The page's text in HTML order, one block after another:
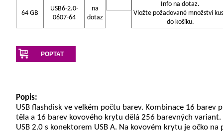
64 GB
USB6-2.0-
0607-64
na
dotaz
Info na dotaz.
Vložte požadované množství
do košíku.
POPTAT
Popis:
USB flashdisk ve velkém počtu barev. Kombinace 16 barev
těla a 16 barev kovového krytu dělá 256 barevných variant.
USB 2.0 s konektorem USB A. Na kovovém krytu je očko na